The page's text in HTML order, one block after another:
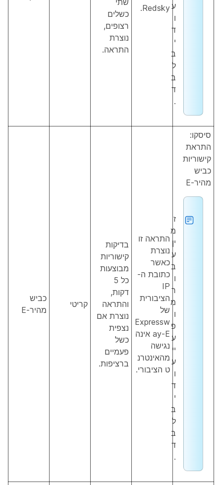
ע
ו
ד
י
ב
ל
ב
ד
.
Redsky.
שתי
כשלים
רצופים,
נוצרת
התראה.
סיסקו:
התראת
קישוריות
כביש
מהיר-E
ז
מ
ין
ע
ב
ו
ר
מ
ו
פ
ע
יי
ע
ו
ד
י
ב
ל
ב
ד
.
התראה זו
נוצרת
כאשר
כתובת ה-
IP
הציבורית
של
Expressw
ay-E אינה
נגישה
מהאינטרנ
ט הציבורי.
בדיקות
קישוריות
מבוצעות
כל 5
דקות,
והתראה
נוצרת אם
נצפית
כשל
פעמיים
ברציפות.
קריטי
כביש
מהיר-E